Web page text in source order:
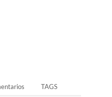
TAGS